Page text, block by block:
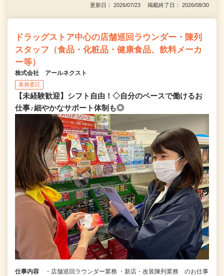
更新日： 2026/07/23 掲載終了日： 2026/08/30
ドラッグストア中心の店舗巡回ラウンダー・陳列
スタッフ（食品・化粧品・健康食品、飲料メーカ
ー等）
株式会社 アールネクスト
業務委託
【未経験歓迎】シフト自由！◇自分のペースで働けるお
仕事♪細やかなサポート体制も◎
仕事内容
・店舗巡回ラウンダー業務 ・新店・改装陳列業務 のお仕事